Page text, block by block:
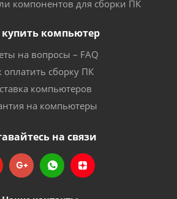
компонентов для сборки ПК
купить компьютер
на вопросы – FAQ
оплатить сборку ПК
компьютеров
на компьютеры
на связи